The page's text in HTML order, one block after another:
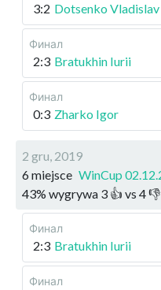
3:2 Dotsenko Vladislav
Финал
2:3 Bratukhin Iurii
Финал
0:3 Zharko Igor
2 gru, 2019
6 miejsce WinCup
43% wygrywa 3 👍 vs 4👎
Финал
2:3 Bratukhin Iurii
Финал